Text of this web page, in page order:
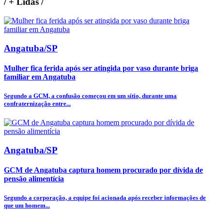
Angatuba/SP
Mulher fica ferida após ser atingida por vaso durante briga
familiar em Angatuba
Segundo a GCM, a confusão começou em um sítio, durante uma
confraternização entre...
Angatuba/SP
GCM de Angatuba captura homem procurado por dívida de
pensão alimentícia
Segundo a corporação, a equipe foi acionada após receber informações de
que um homem...